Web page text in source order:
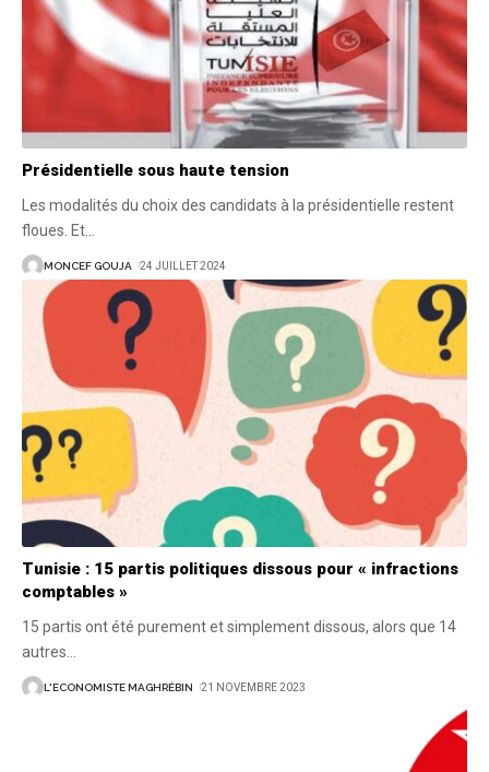
Présidentielle sous haute tension
Les modalités du choix des candidats à la présidentielle restent
floues. Et…
MONCEF GOUJA 24 JUILLET 2024
Tunisie : 15 partis politiques dissous pour « infractions
comptables »
15 partis ont été purement et simplement dissous, alors que 14
autres
L'ECONOMISTE MAGHRÉBIN 21 NOVEMBRE 2023